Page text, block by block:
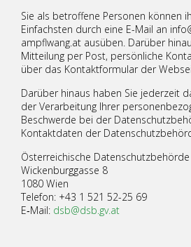
Sie als betroffene Personen können
Einfachsten durch eine E-Mail an
ampflwang.at ausüben. Darüber
Mitteilung per Post, persönliche
über das Kontaktformular der
Darüber hinaus haben Sie jederzeit
der Verarbeitung Ihrer
Beschwerde bei der
Kontaktdaten der
Österreichische Datenschutzbehörde
Wickenburggasse 8
1080 Wien
Telefon: +43 1 521 52-25 69
E‑Mail: dsb@dsb.gv.at